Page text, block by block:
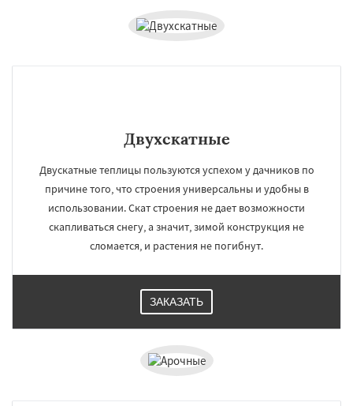
Двухскатные
Двускатные теплицы пользуются успехом у дачников по
причине того, что строения универсальны и удобны в
использовании. Скат строения не дает возможности
скапливаться снегу, а значит, зимой конструкция не
сломается, и растения не погибнут.
ЗАКАЗАТЬ